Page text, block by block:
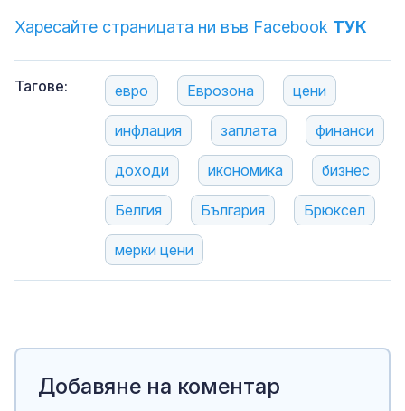
Харесайте страницата ни във Facebook ТУК
Тагове: евро Еврозона цени
инфлация заплата финанси
доходи икономика бизнес
Белгия България Брюксел
мерки цени
Добавяне на коментар